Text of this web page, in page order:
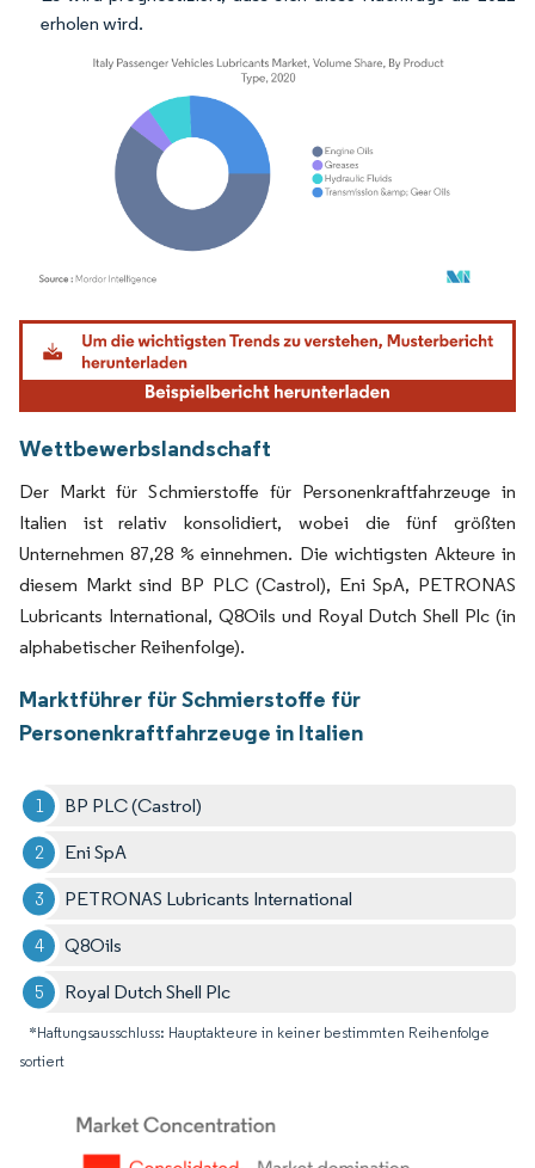
erholen wird.
Bild © Mordor Intelligence. Wiederverwendung erfordert Namensnennung gemäß
Wettbewerbslandschaft
Der Markt für Schmierstoffe für Personenkraftfahrzeuge in
Italien ist relativ konsolidiert, wobei die fünf größten
Unternehmen 87,28 % einnehmen. Die wichtigsten Akteure in
diesem Markt sind BP PLC (Castrol), Eni SpA, PETRONAS
Lubricants International, Q8Oils und Royal Dutch Shell Plc (in
alphabetischer Reihenfolge).
Marktführer für Schmierstoffe für
Personenkraftfahrzeuge in Italien
BP PLC (Castrol)
Eni SpA
PETRONAS Lubricants International
Q8Oils
Royal Dutch Shell Plc
*Haftungsausschluss: Hauptakteure in keiner bestimmten Reihenfolge
sortiert